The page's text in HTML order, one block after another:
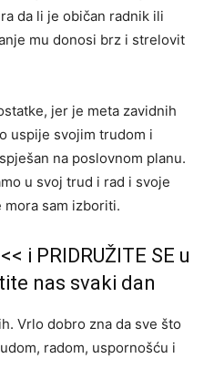
da li je običan radnik ili
mu donosi brz i strelovit
jer je meta zavidnih
uspije svojim trudom i
na poslovnom planu.
u svoj trud i rad i svoje
mora sam izboriti.
i PRIDRUŽITE SE u
nas svaki dan
Vrlo dobro zna da sve što
radom, uspornošću i